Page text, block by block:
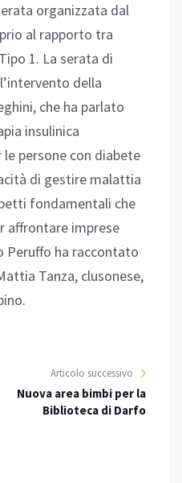
organizzata dal
al rapporto tra
1. La serata di
della
che ha parlato
insulinica
persone con diabete
di gestire malattia
fondamentali che
affrontare imprese
Peruffo ha raccontato
Tanza, clusonese,
Articolo successivo
Nuova area bimbi per la
Biblioteca di Darfo